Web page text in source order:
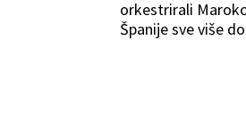
orkestrirali
Španije sve više